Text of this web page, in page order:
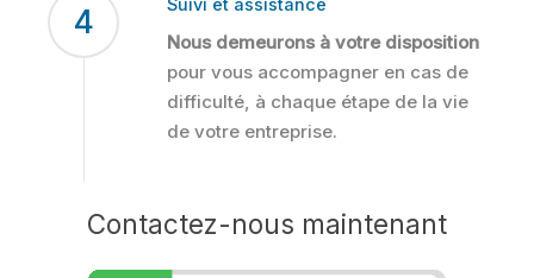
4 Suivi et assistance
Nous demeurons à votre disposition
pour vous accompagner en cas de
difficulté, à chaque étape de la vie
de votre entreprise.
Contactez-nous maintenant